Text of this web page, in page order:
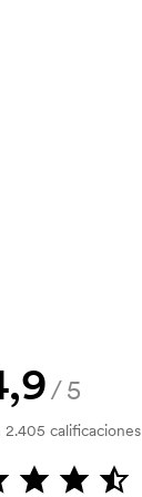
/5
2.405 calificaciones